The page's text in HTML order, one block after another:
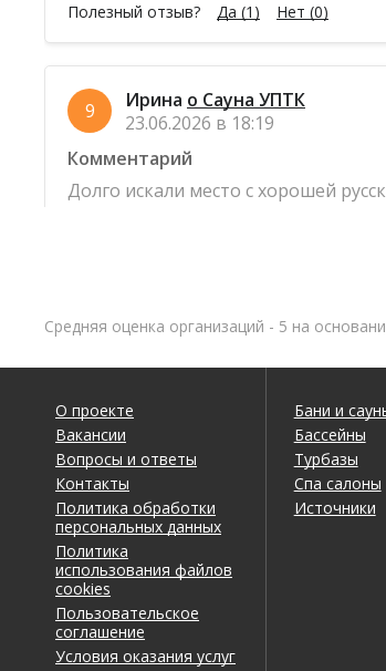
Полезный отзыв? Да (1) Нет (0)
9 Ирина о Сауна УПТК
23.06.2026 в 18:19
Комментарий
Долго искали место с хорошей
9 Анжеликао Сауна УПТК
Комментарий
Приятная сауна с уютной
Полезный отзыв? Нет(0)
9 Алексейо Сауна Берег (Riva)
Комментарий
Средняя оценка организаций - 5 на
О проекте
Вакансии
Вопросы и ответы
Контакты
Политика обработки
персональных данных
Политика
использования файлов
cookies
Пользовательское
соглашение
Условия оказания услуг
Бани и
Бассейны
Турбазы
Спа салоны
Источники